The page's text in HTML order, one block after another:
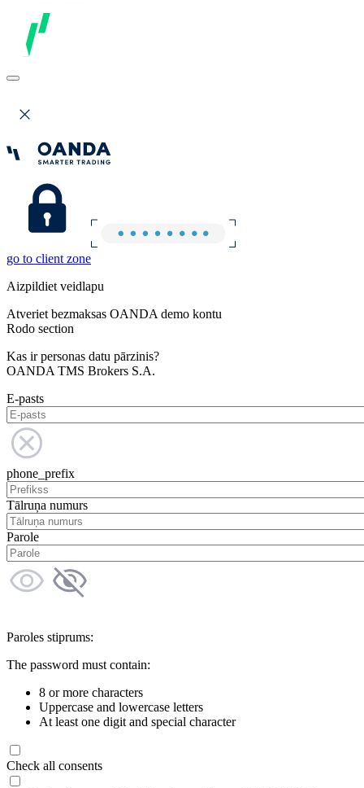
go to client zone
Aizpildiet veidlapu
Atveriet bezmaksas OANDA demo kontu
Rodo section
Kas ir personas datu pārzinis?
OANDA TMS Brokers S.A.
E-pasts
phone_prefix
Tālruņa numurs
Parole
Paroles stiprums:
The password must contain:
8 or more characters
Uppercase and lowercase letters
At least one digit and special character
Check all consents